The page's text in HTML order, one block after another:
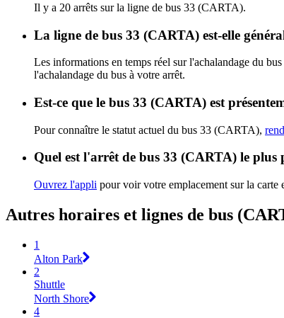
Il y a 20 arrêts sur la ligne de bus 33 (CARTA).
La ligne de bus 33 (CARTA) est-elle
Les informations en temps réel sur l'achalandage du
l'achalandage du bus à votre arrêt.
Est-ce que le bus 33 (CARTA) est
Pour connaître le statut actuel du bus 33 (CARTA),
Quel est l'arrêt de bus 33 (CARTA) le plus
Ouvrez l'appli pour voir votre emplacement sur la carte
Autres horaires et lignes de bus
1
Alton Park
2
Shuttle
North Shore
4